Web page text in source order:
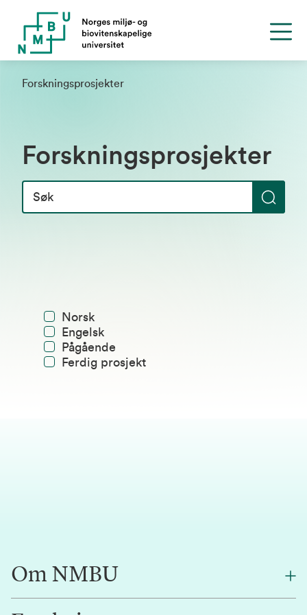
Forskningsprosjekter
Forskningsprosjekter
Norsk
Engelsk
Pågående
Ferdig prosjekt
Om NMBU